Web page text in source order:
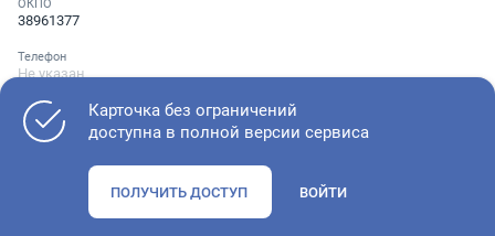
ОКПО
38961377
Телефон
Не указан
Проверьте учредительные документы, адрес регистрации и
Карточка без ограничений
доступна в полной версии сервиса
ПОЛУЧИТЬ ДОСТУП ВОЙТИ